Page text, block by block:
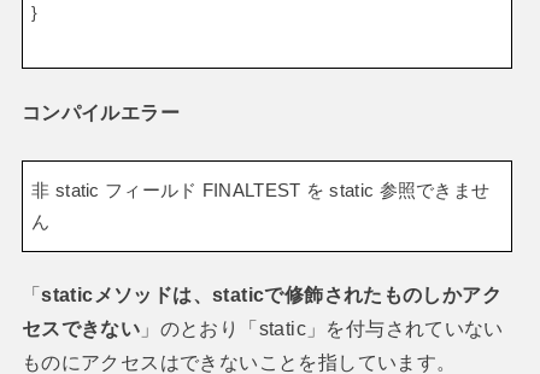
}
コンパイルエラー
非 static フィールド FINALTEST を static 参照できませ
ん
「staticメソッドは、staticで修飾されたものしかアク
セスできない 」のとおり「static」を付与されていない
ものにアクセスはできないことを指しています。